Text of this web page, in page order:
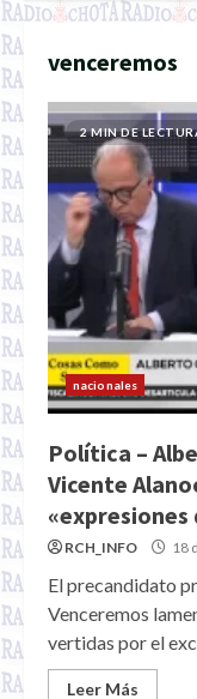
venceremos
2 MIN DE
nacionales
Política –
Vicente
«expresiones
RCH_INFO 18
El precandidato
Venceremos
vertidas por el
Leer Más